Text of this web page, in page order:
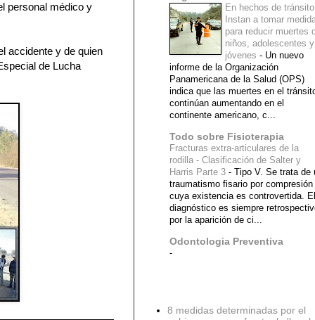
personal médico y
accidente y de quien
de Lucha
En hechos de tránsito
Instan a tomar
para reducir muertes
niños, adolescentes y
jóvenes - Un nuevo
informe de la Organización
Panamericana de la Salud (OPS)
indica que las muertes en el
continúan aumentando en el
continente americano, c...
Todo sobre Fisioterapia
Fracturas extra-articulares de la
rodilla - Clasificación de Salter y
Harris Parte 3 - Tipo V. Se trata de
traumatismo fisario por compresión
cuya existencia es controvertida. El
diagnóstico es siempre
por la aparición de ci...
Odontologia Preventiva
-
8 medidas determinadas por el